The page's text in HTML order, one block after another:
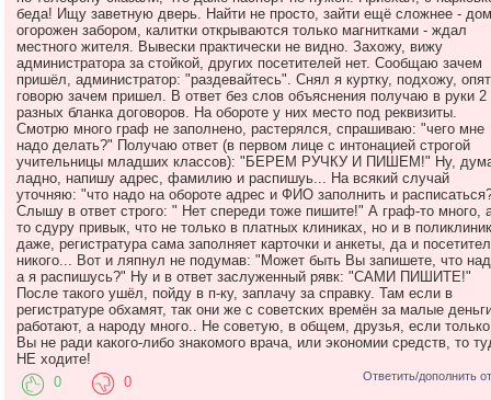
беда! Ищу заветную дверь. Найти не просто, зайти ещё сложнее - дом
огорожен забором, калитки открываются только магнитками - ждал
местного жителя. Вывески практически не видно. Захожу, вижу
администратора за стойкой, других посетителей нет. Сообщаю зачем
пришёл, администратор: "раздевайтесь". Снял я куртку, подхожу,
говорю зачем пришел. В ответ без слов объяснения получаю в руки 2
разных бланка договоров. На обороте у них место под реквизиты.
Смотрю много граф не заполнено, растерялся, спрашиваю: "чего мне
надо делать?" Получаю ответ (в первом лице с интонацией строгой
учительницы младших классов): "БЕРЕМ РУЧКУ И ПИШЕМ!" Ну,
ладно, напишу адрес, фамилию и распишуь... На всякий случай
уточняю: "что надо на обороте адрес и ФИО заполнить и
Слышу в ответ строго: " Нет спереди тоже пишите!" А граф-то много,
то сдуру привык, что не только в платных клиниках, но и в
даже, регистратура сама заполняет карточки и анкеты, да и
никого... Вот и ляпнул не подумав: "Может быть Вы запишете, что
а я распишусь?" Ну и в ответ заслуженный рявк: "САМИ ПИШИТЕ!"
После такого ушёл, пойду в п-ку, заплачу за справку. Там если в
регистратуре обхамят, так они же с советских времён за малые
работают, а народу много.. Не советую, в общем, друзья, если только
Вы не ради какого-либо знакомого врача, или экономии средств, то
НЕ ходите!
Ответить/дополнить
0 0